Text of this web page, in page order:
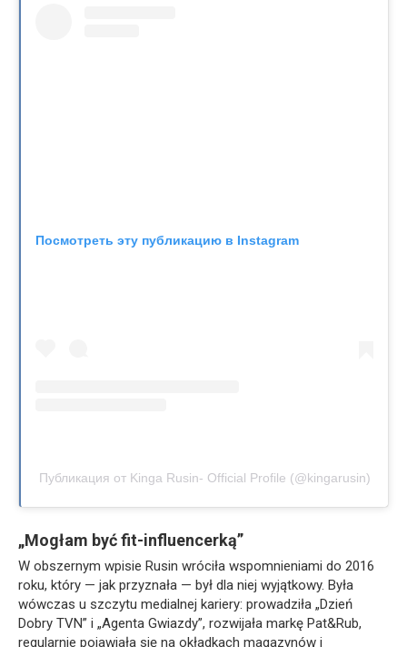
Посмотреть эту публикацию в Instagram
Публикация от Kinga Rusin- Official Profile (@kingarusin)
„Mogłam być fit-influencerką”
W obszernym wpisie Rusin wróciła wspomnieniami do 2016
roku, który — jak przyznała — był dla niej wyjątkowy. Była
wówczas u szczytu medialnej kariery: prowadziła „Dzień
Dobry TVN” i „Agenta Gwiazdy”, rozwijała markę Pat&Rub,
regularnie pojawiała się na okładkach magazynów i